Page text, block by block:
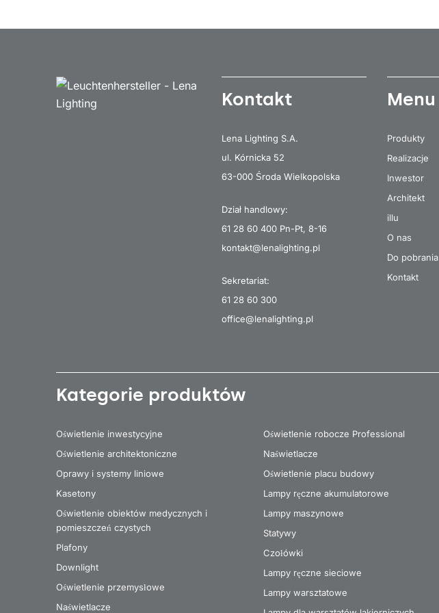
Kontakt
Lena Lighting S.A.
ul. Kórnicka 52
63-000 Środa Wielkopolska
Dział handlowy:
61 28 60 400 Pn-Pt, 8-16
kontakt@lenalighting.pl
Sekretariat:
61 28 60 300
office@lenalighting.pl
Menu
Produkty
Realizacje
Inwestor
Architekt
illu
O nas
Do pobrania
Kontakt
Kategorie produktów
Oświetlenie inwestycyjne
Oświetlenie architektoniczne
Oprawy i systemy liniowe
Kasetony
Oświetlenie obiektów medycznych i
pomieszczeń czystych
Plafony
Downlight
Oświetlenie przemysłowe
Naświetlacze
Oświetlenie robocze Professional
Naświetlacze
Oświetlenie placu budowy
Lampy ręczne akumulatorowe
Lampy maszynowe
Statywy
Czołówki
Lampy ręczne sieciowe
Lampy warsztatowe